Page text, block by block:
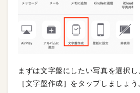
まずは文字盤にしたい写真を選択
［文字盤作成］をタップしましょう